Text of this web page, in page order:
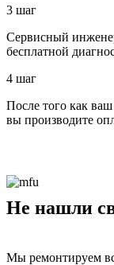
3 шаг
Сервисный
бесплатной
4 шаг
После того как
вы производите
Не нашли
Мы ремонтируем